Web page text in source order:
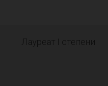
Лауреат I степени